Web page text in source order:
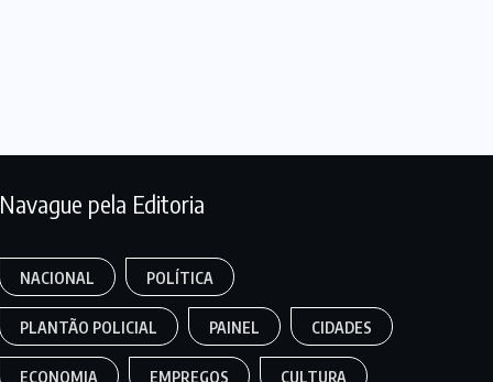
Navague pela Editoria
NACIONAL POLÍTICA
PLANTÃO POLICIAL PAINEL CIDADES
ECONOMIA EMPREGOS CULTURA